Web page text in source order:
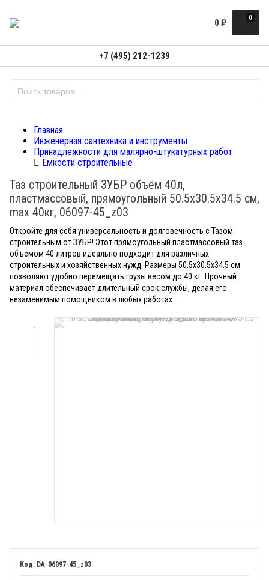
0
0 ₽
+7 (495) 212-1239
Главная
Инженерная сантехника и инструменты
Принадлежности для малярно-штукатурных работ
Ёмкости строительные
Таз строительный ЗУБР объём 40л,
пластмассовый, прямоугольный 50.5х30.5х34.5 см,
max 40кг, 06097-45_z03
Откройте для себя универсальность и долговечность с Тазом
строительным от ЗУБР! Этот прямоугольный пластмассовый таз
объемом 40 литров идеально подходит для различных
строительных и хозяйственных нужд. Размеры 50.5х30.5х34.5 см
позволяют удобно перемещать грузы весом до 40 кг. Прочный
материал обеспечивает длительный срок службы, делая его
незаменимым помощником в любых работах.
DA-06097-45_z03